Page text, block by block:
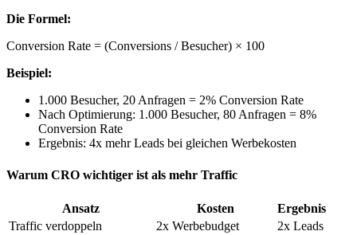
Die Formel:
Conversion Rate = (Conversions / Besucher) × 100
Beispiel:
1.000 Besucher, 20 Anfragen = 2% Conversion Rate
Nach Optimierung: 1.000 Besucher, 80 Anfragen = 8%
Conversion Rate
Ergebnis: 4x mehr Leads bei gleichen Werbekosten
Warum CRO wichtiger ist als mehr Traffic
Ansatz Kosten
Ergebnis
Traffic verdoppeln
2x Werbebudget
2x Leads